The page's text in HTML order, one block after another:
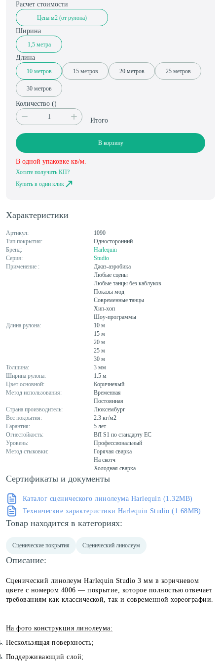
Характеристики
Артикул:
1090
Тип покрытия:
Односторонний
Бренд:
Harlequin
Серия:
Studio
Применение :
Джаз-аэробика
Любые сцены
Любые танцы без каблуков
Показы мод
Современные танцы
Хип-хоп
Шоу-программы
Длина рулона:
10 м
15 м
20 м
25 м
30 м
Толщина:
3 мм
Ширина рулона:
1.5 м
Цвет основной:
Коричневый
Метод использования:
Временная
Постоянная
Страна производитель:
Люксембург
Вес покрытия:
2.3 кг/м2
Гарантия:
5 лет
Огнестойкость:
BfI S1 по стандарту ЕС
Уровень:
Профессиональный
Метод стыковки:
Горячая сварка
На скотч
Холодная сварка
Сертификаты и документы
Каталог сценического линолеума Harlequin (1.32MB)
Технические характеристики Harlequin Studio (1.68MB)
Товар находится в категориях:
Сценические покрытия Сценический линолеум
Расчет стоимости
Цена м2 (от рулона)
Ширина
1,5 метра
Длина
10 метров 15 метров 20 метров 25 метров
30 метров
Количество ()
Итого
В корзину
В одной упаковке кв/м.
Хотите получить КП?
Купить в один клик
Описание:
Сценический линолеум Harlequin Studio 3 мм в коричневом
цвете с номером 4006 — покрытие, которое полностью отвечает
требованиям как классической, так и современной хореографии.
На фото конструкция линолеума:
Нескользящая поверхность;
Поддерживающий слой;